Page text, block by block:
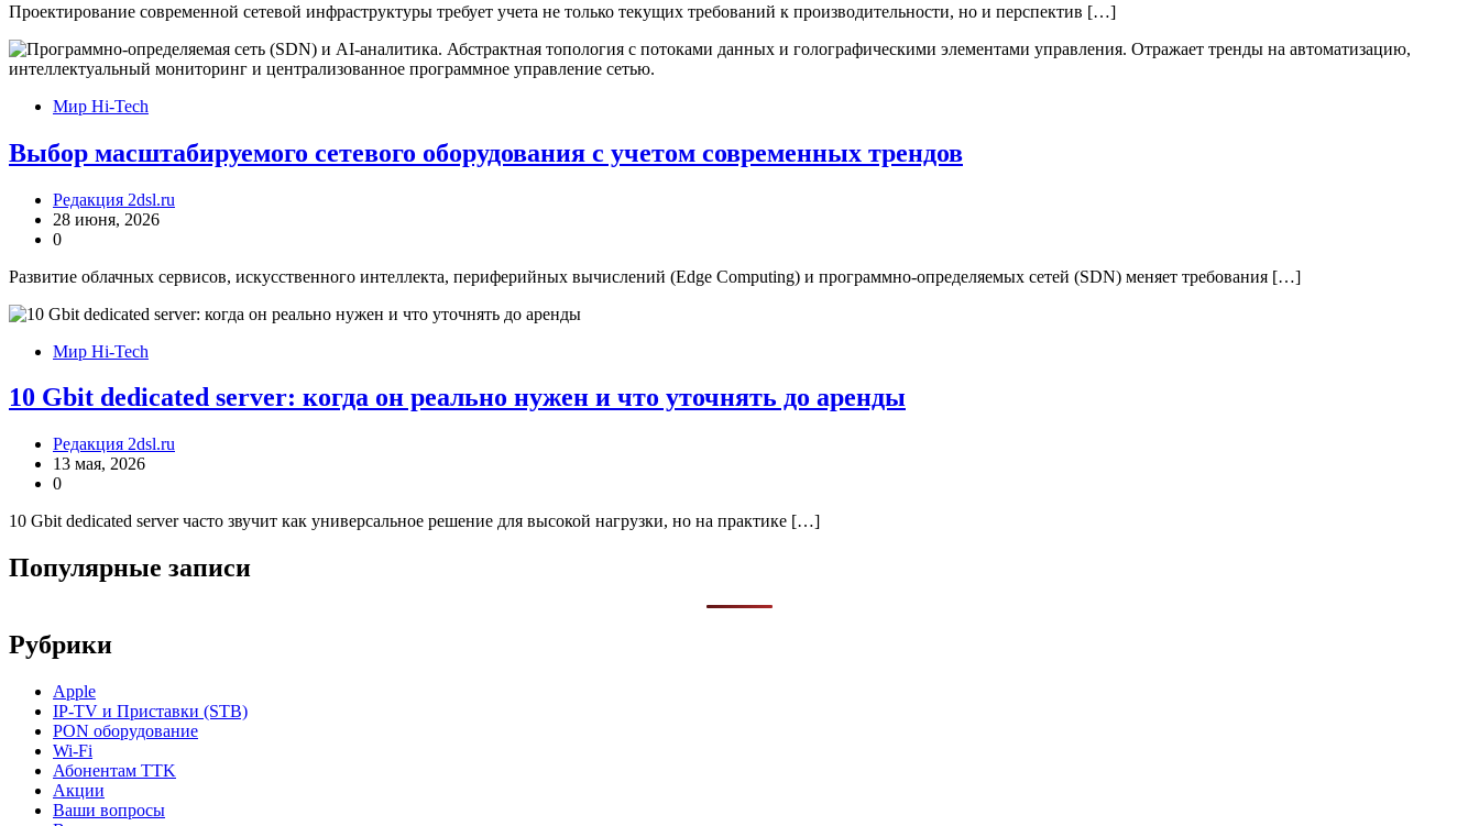
Проектирование современной сетевой инфраструктуры требует учета не только текущих требований к производительности, но и перспектив […]
Мир Hi-Tech
Выбор масштабируемого сетевого оборудования с учетом современных трендов
Редакция 2dsl.ru
28 июня, 2026
0
Развитие облачных сервисов, искусственного интеллекта, периферийных вычислений (Edge Computing) и программно-определяемых сетей (SDN) меняет требования […]
Мир Hi-Tech
10 Gbit dedicated server: когда он реально нужен и что уточнять до аренды
Редакция 2dsl.ru
13 мая, 2026
0
10 Gbit dedicated server часто звучит как универсальное решение для высокой нагрузки, но на практике […]
Популярные записи
Рубрики
Apple
IP-TV и Приставки (STB)
PON оборудование
Wi-Fi
Абонентам TTK
Акции
Ваши вопросы